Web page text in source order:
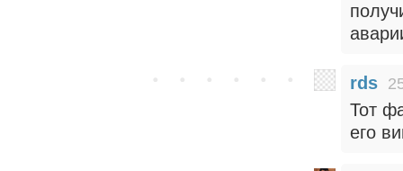
rds
Тот
его